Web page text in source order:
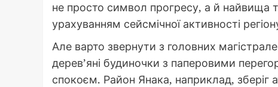
не просто символ прогресу, а й найвища
урахуванням сейсмічної активності
Але варто звернути з головних
дерев’яні будиночки з паперовими
спокоєм. Район Янака, наприклад,